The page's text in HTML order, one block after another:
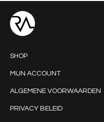
SHOP
MIJN ACCOUNT
ALGEMENE VOORWAARDEN
PRIVACY BELEID